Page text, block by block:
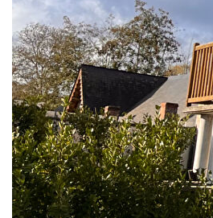
d'une cuisine aménagée et
A l'étage un grand palier avec
chambres dont une avec dressing
wc.
Au niveau inférieur, une roue à
fonctionnelle ainsi qu'une grande
profiterez d'un terrain arboré,
vue dégagée sur le village et le
sur les risques auxquels ce bien
disponibles sur le site Géorisques.
Pour tous renseignements,